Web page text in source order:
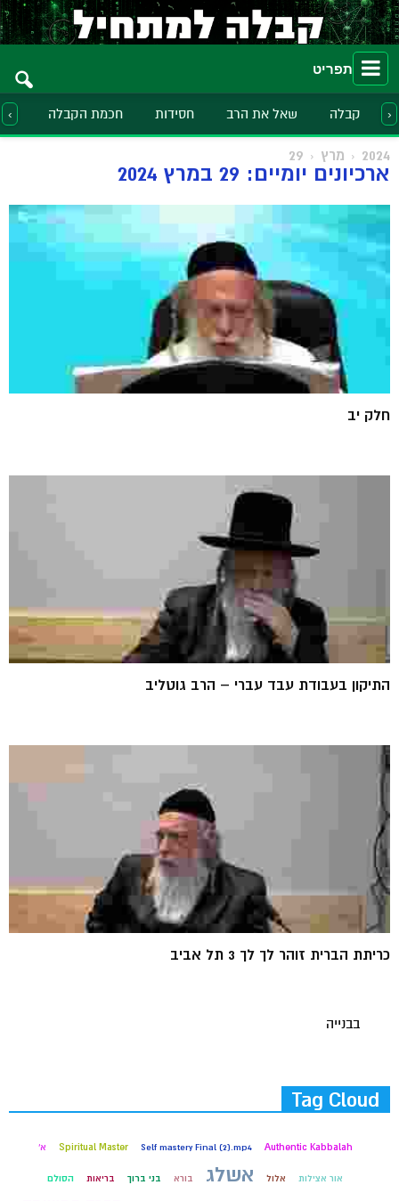
תפריט
קבלה שאל את הרב חסידות חכמת הקבלה ›
‹
2024 מרץ 29
ארכיונים יומיים: 29 במרץ 2024
חלק יב
התיקון בעבודת עבד עברי – הרב גוטליב
כריתת הברית זוהר לך לך 3 תל אביב
בבנייה
Tag Cloud
Authentic Kabbalah
Self mastery Final (2).mp4
Spiritual Master א'
אור אצילות אלול אשלג בורא בני ברוך בריאות הסולם